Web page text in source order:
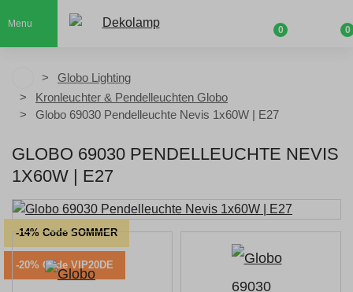
Menu
0 0
Globo Lighting
Kronleuchter & Pendelleuchten Globo
Globo 69030 Pendelleuchte Nevis 1x60W | E27
GLOBO 69030 PENDELLEUCHTE NEVIS
1X60W | E27
-14% Code SOMMER
-20% Code VIP20DE